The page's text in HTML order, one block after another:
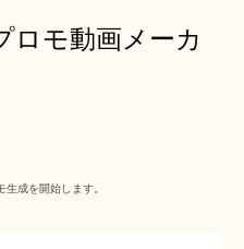
モ動画メーカ
成を開始します。